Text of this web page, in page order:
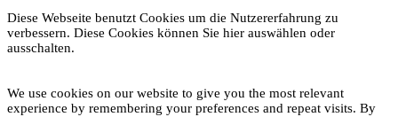
Diese Webseite benutzt Cookies um die Nutzererfahrung zu
verbessern. Diese Cookies können Sie hier auswählen oder
ausschalten.
We use cookies on our website to give you the most relevant
experience by remembering your preferences and repeat visits. By